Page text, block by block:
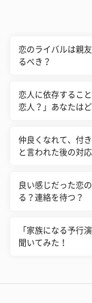
恋のライバルは親
るべき？
恋人に依存するこ
恋人？」あなたは
仲良くなれて、付
と言われた後の対
良い感じだった恋
る？連絡を待つ？
「家族になる予行
聞いてみた！